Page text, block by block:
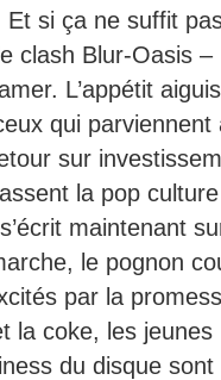
si ça ne suffit
clash Blur-Oasis
L’appétit
qui
sur
la pop
maintenant
le pognon
par la
la coke, les jeunes
du disque